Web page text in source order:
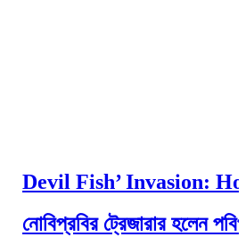
Devil Fish’ Invasion: How
নোবিপ্রবির ট্রেজারার হলেন